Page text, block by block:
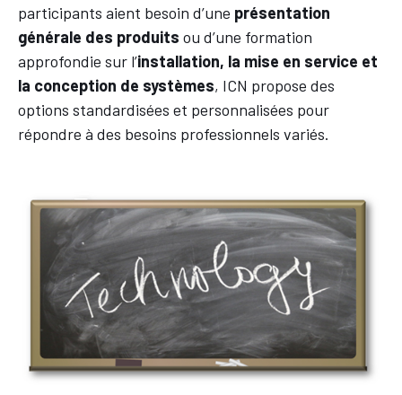
participants aient besoin d’une présentation
générale des produits ou d’une formation
approfondie sur l’installation, la mise en service et
la conception de systèmes, ICN propose des
options standardisées et personnalisées pour
répondre à des besoins professionnels variés.